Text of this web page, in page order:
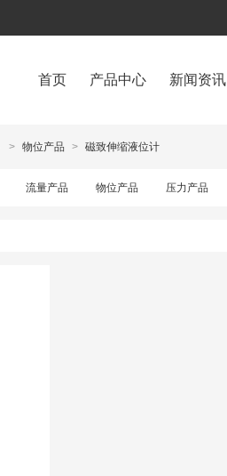
首页 产品中心 新闻资讯
> 物位产品 > 磁致伸缩液位计
流量产品 物位产品 压力产品